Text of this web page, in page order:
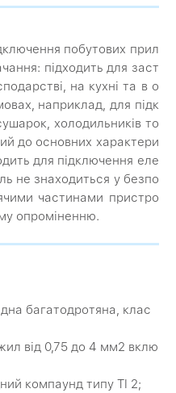
побутових прил
підходить для заст
на кухні та в о
наприклад, для підк
холодильників то
до основних характери
для підключення еле
не знаходиться у безпо
частинами пристро
опроміненню.
багатодротяна, клас
від 0,75 до 4 мм2 вклю
компаунд типу TI 2;